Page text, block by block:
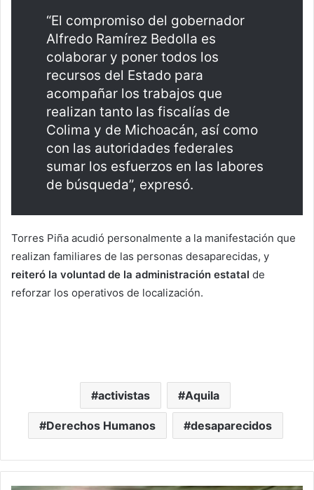
“El compromiso del gobernador
Alfredo Ramírez Bedolla es
colaborar y poner todos los
recursos del Estado para
acompañar los trabajos que
realizan tanto las fiscalías de
Colima y de Michoacán, así como
con las autoridades federales
sumar los esfuerzos en las labores
de búsqueda”, expresó.
Torres Piña acudió personalmente a la manifestación que
realizan familiares de las personas desaparecidas, y
reiteró la voluntad de la administración estatal de
reforzar los operativos de localización.
activistas Aquila
Derechos Humanos desaparecidos